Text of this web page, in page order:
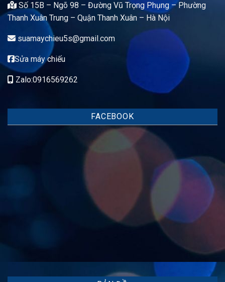
Số 15B – Ngõ 98 – Đường Vũ Trọng Phụng – Phường
Thanh Xuân Trung – Quận Thanh Xuân – Hà Nội
suamaychieu5s@gmail.com
Sửa máy chiếu
Zalo:0916569262
FACEBOOK